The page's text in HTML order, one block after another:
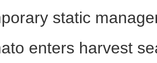
static
enters harvest